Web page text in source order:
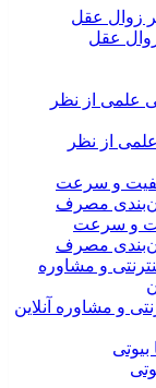
عقل
از نظر
و سرعت
مصرف
و مشاوره آنلاین